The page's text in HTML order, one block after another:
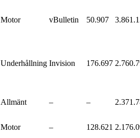
Motor vBulletin 50.907
Underhållning Invision 176.697
Allmänt – –
Motor – 128.621